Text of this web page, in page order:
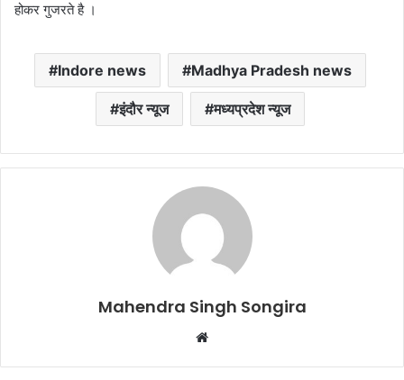
होकर गुजरते है ।
Indore news Madhya Pradesh news
इंदौर न्यूज मध्यप्रदेश न्यूज
Mahendra Singh Songira
Website